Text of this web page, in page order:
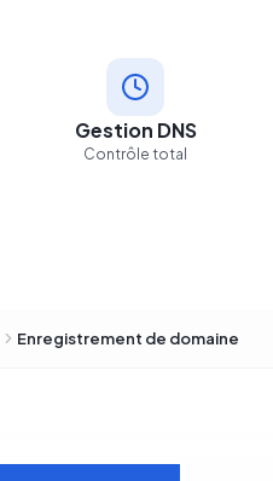
Gestion DNS
Contrôle total
Enregistrement de domaine